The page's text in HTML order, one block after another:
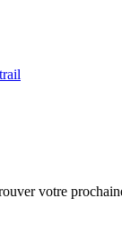
votre